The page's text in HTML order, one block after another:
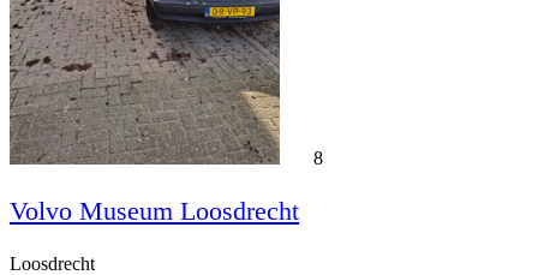
8
Volvo Museum Loosdrecht
Loosdrecht